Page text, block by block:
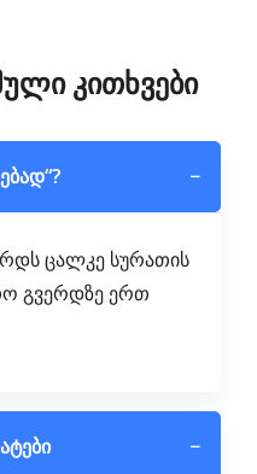
კითხვები
−
ცალკე სურათის
გვერდზე ერთ
−